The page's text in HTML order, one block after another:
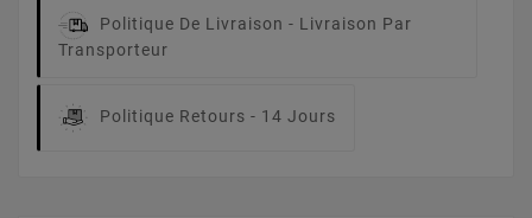
Politique De Livraison - Livraison Par
Transporteur
Politique Retours - 14 Jours